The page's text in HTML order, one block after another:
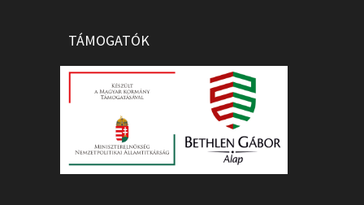
TÁMOGATÓK